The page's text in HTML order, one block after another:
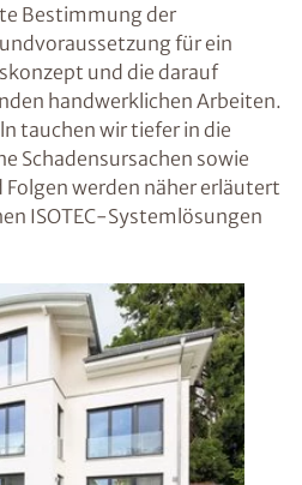
Bestimmung der
für ein
und die darauf
handwerklichen Arbeiten.
tauchen wir tiefer in die
Schadensursachen sowie
werden näher erläutert
ISOTEC-Systemlösungen